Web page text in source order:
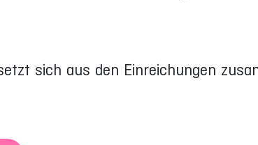
sich aus den Einreichungen